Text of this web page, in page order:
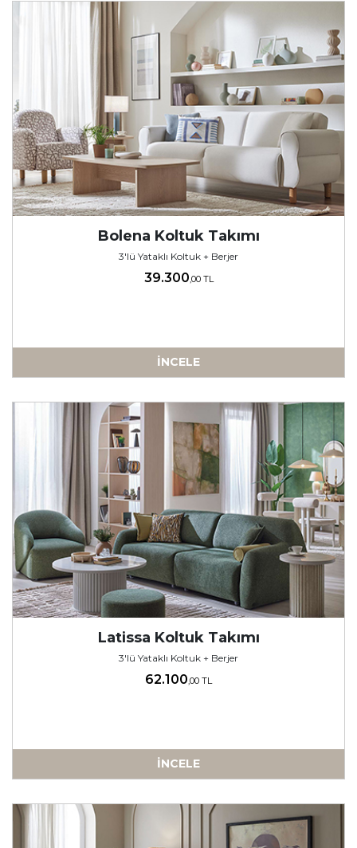
Bolena Koltuk Takımı
3'lü Yataklı Koltuk + Berjer
39.300,00 TL
İNCELE
-
Latissa Koltuk Takımı
3'lü Yataklı Koltuk + Berjer
62.100 ,00 TL
İNCELE
-